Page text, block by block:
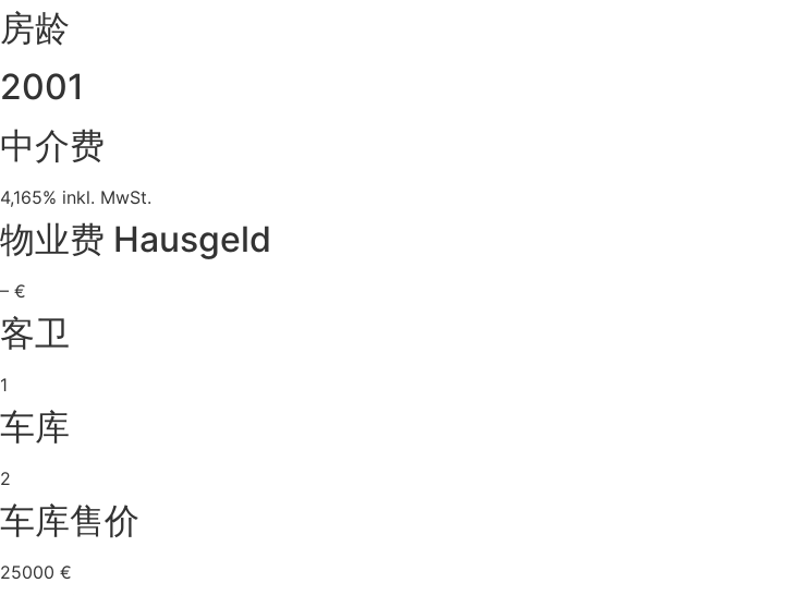
房龄
2001
中介费
4,165% inkl. MwSt.
物业费 Hausgeld
– €
客卫
1
车库
2
车库售价
25000 €